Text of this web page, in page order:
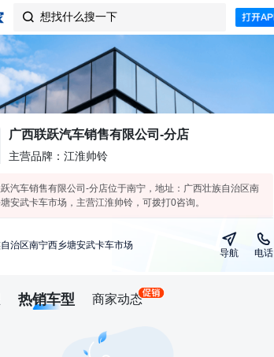
 想找什么搜一下
广西联跃汽车销售有限公司-分店
主营品牌：江淮帅铃
汽车销售有限公司-分店位于南宁，地址：广西壮族自治区南
安武卡车市场，主营江淮帅铃，可拨打0咨询。
治区南宁西乡塘安武卡车市场
导航 电话
热销车型 商家动态